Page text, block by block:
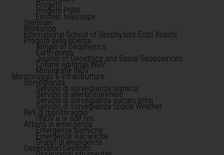
Progetti
Progetti PNRR
Einstein telescope
Seminari
Workshop
International School of Geophysics Enzo Boschi
Prodotti della ricerca
Annals of Geophysics
Earth-prints
Journal of Geoethics and Social Geosciences
Collane editoriali INGV
Monografie INGV
Monitoraggio e infrastrutture
Sorveglianza
Servizio di sorveglianza sismica
Servizio di allerta maremoti
Servizio di sorveglianza vulcani attivi
Servizio di sorveglianza Space Weather
Reti di monitoraggio
l'INGV e le sue reti
Attività in emergenza
Emergenze sismiche
Emergenze vulcaniche
Gruppi di emergenza
Osservatori Geofisici